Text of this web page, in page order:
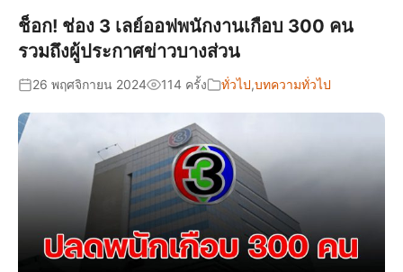
ช็อก! ช่อง 3 เลย์ออฟพนักงานเกือบ 300 คน
รวมถึงผู้ประกาศข่าวบางส่วน
26 พฤศจิกายน 2024 114 ครั้ง ทั่วไป,บทความทั่วไป